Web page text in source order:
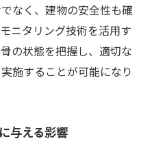
性とその効果
グプログラム
例
ョン向上策
なく、建物の安全性も確
ニタリング技術を活用す
の状態を把握し、適切な
施することが可能になり
与える影響